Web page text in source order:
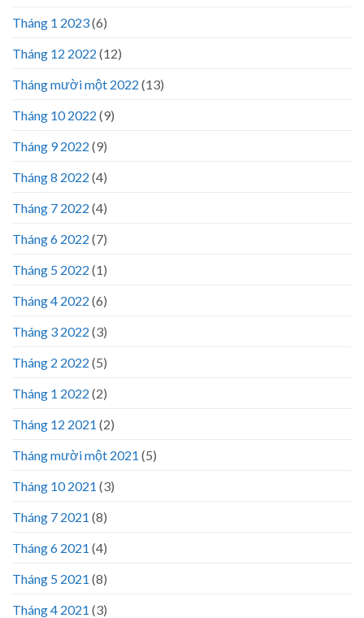
Tháng 1 2023(6)
Tháng 12 2022 (12)
Tháng mười một 2022 (13)
Tháng 10 2022 (9)
Tháng 9 2022 (9)
Tháng 8 2022 (4)
Tháng 7 2022 (4)
Tháng 6 2022 (7)
Tháng 5 2022 (1)
Tháng 4 2022 (6)
Tháng 3 2022 (3)
Tháng 2 2022 (5)
Tháng 1 2022 (2)
Tháng 12 2021 (2)
Tháng mười một 2021 (5)
Tháng 10 2021 (3)
Tháng 7 2021 (8)
Tháng 6 2021 (4)
Tháng 5 2021 (8)
Tháng 4 2021 (3)